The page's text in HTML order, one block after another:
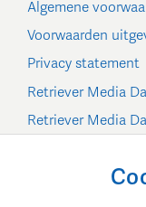
Algemene
Voorwaarden
Privacy statement
Retriever Media
Retriever Media
Cookie-